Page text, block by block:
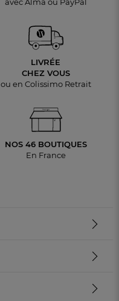
LIVRÉE
CHEZ VOUS
ou en Colissimo Retrait
NOS 46 BOUTIQUES
En France